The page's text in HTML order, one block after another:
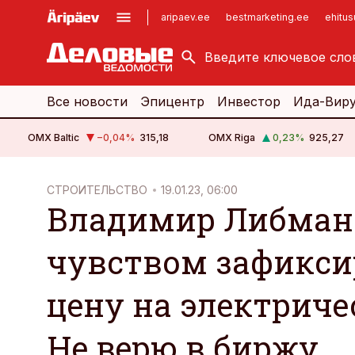
aripaev.ee bestmarketing.ee
kinnisvarauudised.ee
logistikauudised.ee
imelineajalugu.ee
Все новости Эпицентр Инвестор Ида-
OMX Baltic −0,04% 315,18 OMX Riga 0,23% 925,27
СТРОИТЕЛЬСТВО 19.01.23, 06:00
Владимир
чувством
цену на